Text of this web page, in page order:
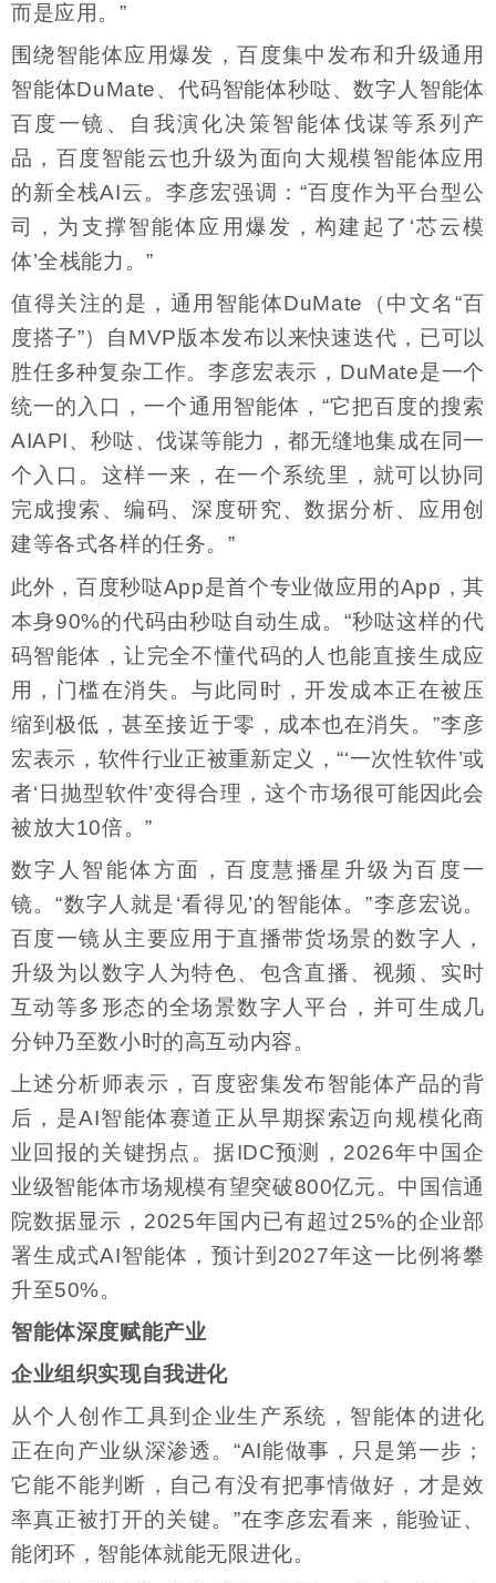
而是应用。”
围绕智能体应用爆发，百度集中发布和升级通用
智能体DuMate、代码智能体秒哒、数字人智能体
百度一镜、自我演化决策智能体伐谋等系列产
品，百度智能云也升级为面向大规模智能体应用
的新全栈AI云。李彦宏强调：“百度作为平台型公
司，为支撑智能体应用爆发，构建起了‘芯云模
体’全栈能力。”
值得关注的是，通用智能体DuMate（中文名“百
度搭子”）自MVP版本发布以来快速迭代，已可以
胜任多种复杂工作。李彦宏表示，DuMate是一个
统一的入口，一个通用智能体，“它把百度的搜索
AIAPI、秒哒、伐谋等能力，都无缝地集成在同一
个入口。这样一来，在一个系统里，就可以协同
完成搜索、编码、深度研究、数据分析、应用创
建等各式各样的任务。”
此外，百度秒哒App是首个专业做应用的App，其
本身90%的代码由秒哒自动生成。“秒哒这样的代
码智能体，让完全不懂代码的人也能直接生成应
用，门槛在消失。与此同时，开发成本正在被压
缩到极低，甚至接近于零，成本也在消失。”李彦
宏表示，软件行业正被重新定义，“‘一次性软件’或
者‘日抛型软件’变得合理，这个市场很可能因此会
被放大10倍。”
数字人智能体方面，百度慧播星升级为百度一
镜。“数字人就是‘看得见’的智能体。”李彦宏说。
百度一镜从主要应用于直播带货场景的数字人，
升级为以数字人为特色、包含直播、视频、实时
互动等多形态的全场景数字人平台，并可生成几
分钟乃至数小时的高互动内容。
上述分析师表示，百度密集发布智能体产品的背
后，是AI智能体赛道正从早期探索迈向规模化商
业回报的关键拐点。据IDC预测，2026年中国企
业级智能体市场规模有望突破800亿元。中国信通
院数据显示，2025年国内已有超过25%的企业部
署生成式AI智能体，预计到2027年这一比例将攀
升至50%。
智能体深度赋能产业
企业组织实现自我进化
从个人创作工具到企业生产系统，智能体的进化
正在向产业纵深渗透。“AI能做事，只是第一步；
它能不能判断，自己有没有把事情做好，才是效
率真正被打开的关键。”在李彦宏看来，能验证、
能闭环，智能体就能无限进化。